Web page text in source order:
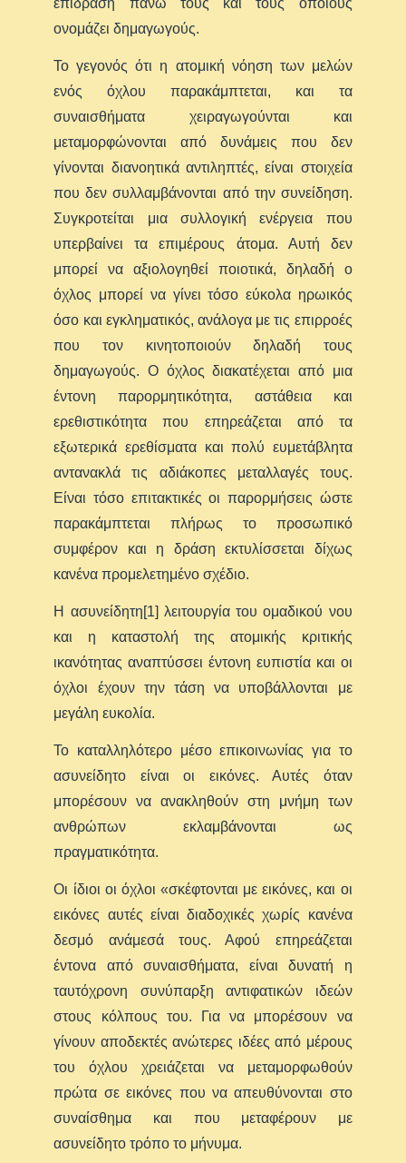
επίδραση πάνω τους και τους οποίους
ονομάζει δημαγωγούς.
Το γεγονός ότι η ατομική νόηση των μελών
ενός όχλου παρακάμπτεται, και τα
συναισθήματα χειραγωγούνται και
μεταμορφώνονται από δυνάμεις που δεν
γίνονται διανοητικά αντιληπτές, είναι στοιχεία
που δεν συλλαμβάνονται από την συνείδηση.
Συγκροτείται μια συλλογική ενέργεια που
υπερβαίνει τα επιμέρους άτομα. Αυτή δεν
μπορεί να αξιολογηθεί ποιοτικά, δηλαδή ο
όχλος μπορεί να γίνει τόσο εύκολα ηρωικός
όσο και εγκληματικός, ανάλογα με τις επιρροές
που τον κινητοποιούν δηλαδή τους
δημαγωγούς. Ο όχλος διακατέχεται από μια
έντονη παρορμητικότητα, αστάθεια και
ερεθιστικότητα που επηρεάζεται από τα
εξωτερικά ερεθίσματα και πολύ ευμετάβλητα
αντανακλά τις αδιάκοπες μεταλλαγές τους.
Είναι τόσο επιτακτικές οι παρορμήσεις ώστε
παρακάμπτεται πλήρως το προσωπικό
συμφέρον και η δράση εκτυλίσσεται δίχως
κανένα προμελετημένο σχέδιο.
Η ασυνείδητη[1] λειτουργία του ομαδικού νου
και η καταστολή της ατομικής κριτικής
ικανότητας αναπτύσσει έντονη ευπιστία και οι
όχλοι έχουν την τάση να υποβάλλονται με
μεγάλη ευκολία.
Το καταλληλότερο μέσο επικοινωνίας για το
ασυνείδητο είναι οι εικόνες. Αυτές όταν
μπορέσουν να ανακληθούν στη μνήμη των
ανθρώπων εκλαμβάνονται ως
πραγματικότητα.
Οι ίδιοι οι όχλοι «σκέφτονται με εικόνες, και οι
εικόνες αυτές είναι διαδοχικές χωρίς κανένα
δεσμό ανάμεσά τους. Αφού επηρεάζεται
έντονα από συναισθήματα, είναι δυνατή η
ταυτόχρονη συνύπαρξη αντιφατικών ιδεών
στους κόλπους του. Για να μπορέσουν να
γίνουν αποδεκτές ανώτερες ιδέες από μέρους
του όχλου χρειάζεται να μεταμορφωθούν
πρώτα σε εικόνες που να απευθύνονται στο
συναίσθημα και που μεταφέρουν με
ασυνείδητο τρόπο το μήνυμα.